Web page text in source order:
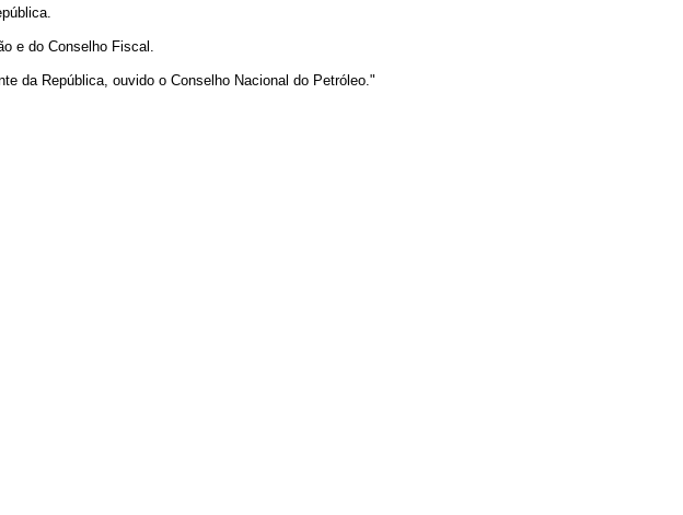
e do Conselho Fiscal.
da República, ouvido o Conselho Nacional do Petróleo."